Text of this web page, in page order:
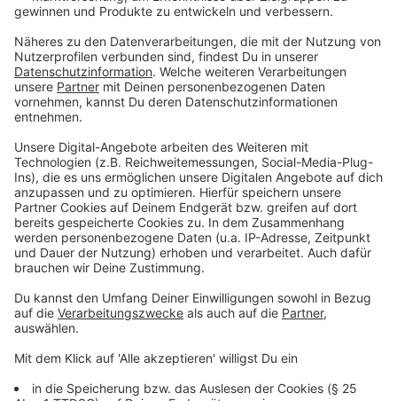
Anzeige
11. Datenschutz
Anzeige
Mit der Teilnahme erklärt sich der Teilnehmer damit
einverstanden, dass RADIO NRW die erforderlichen
personenbezogenen Daten (Name, Vorname, Adresse,
Telefonnummer) für die Dauer der Aktion speichert
und ausschließlich zur Findung des Gewinners und der
Gewinnabwicklung nutzt. Die Daten werden nach
Dritte weitergegeben.
jederzeit Auskunft zu verlangen über die zu ihnen bei
RADIO NRW gespeicherten Daten, sowie zu deren